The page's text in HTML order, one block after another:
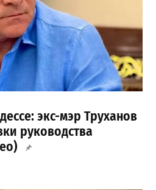
экс-мэр Труханов
руководства